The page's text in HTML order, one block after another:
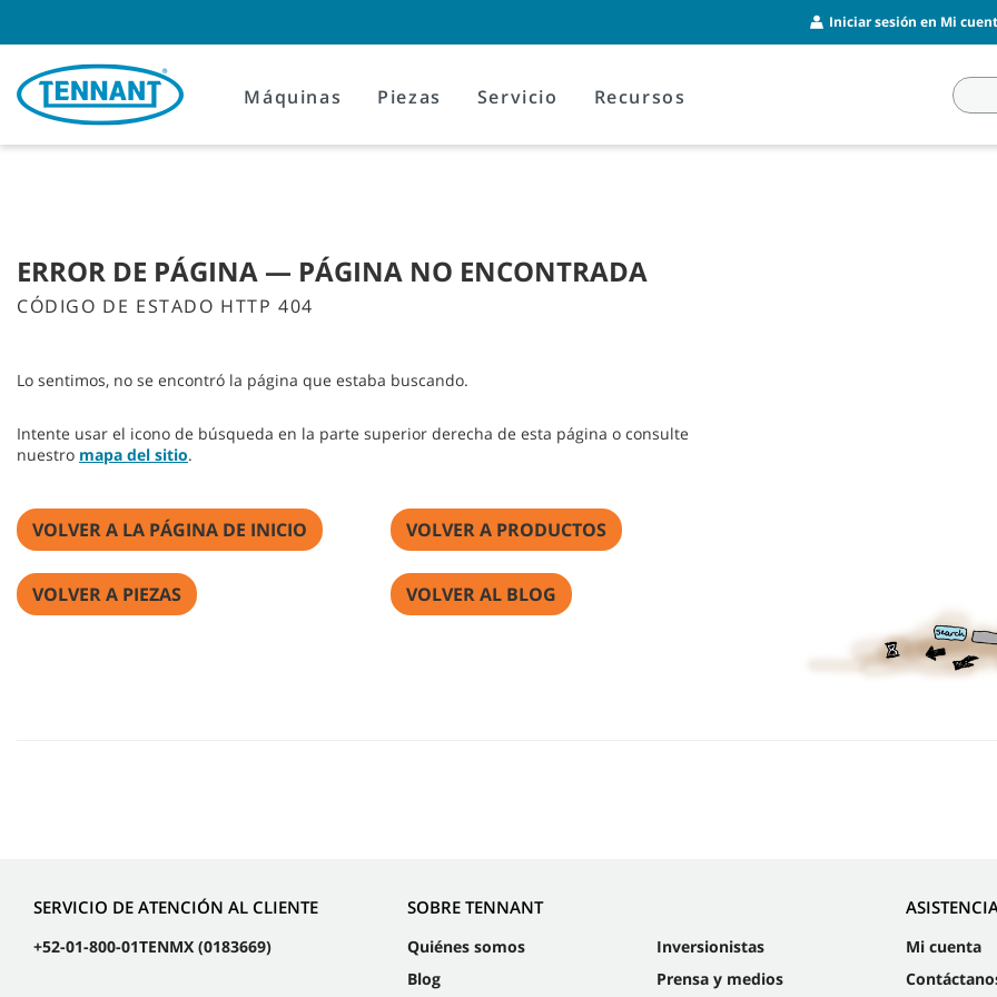
content
navigation
menu
Iniciar sesión en Mi
Máquinas Piezas Servicio Recursos
ERROR DE PÁGINA — PÁGINA NO ENCONTRADA
CÓDIGO DE ESTADO HTTP 404
Lo sentimos, no se encontró la página que estaba buscando.
Intente usar el icono de búsqueda en la parte superior derecha de esta página o consulte
nuestro mapa del sitio.
VOLVER A LA PÁGINA DE INICIO VOLVER A PRODUCTOS
VOLVER A PIEZAS VOLVER AL BLOG
SERVICIO DE ATENCIÓN AL CLIENTE
+52-01-800-01TENMX (0183669)
SOBRE TENNANT
Quiénes somos
Blog
Inversionistas
Prensa y medios
Mi cuenta